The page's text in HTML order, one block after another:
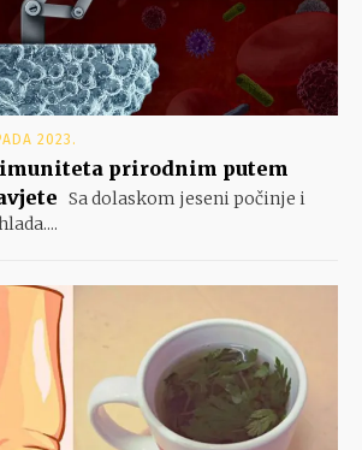
2023.
imuniteta prirodnim putem
Sa dolaskom jeseni počinje i